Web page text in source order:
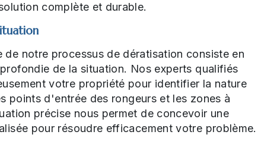
complète et durable.
de notre processus de dératisation consiste en
de la situation. Nos experts qualifiés
votre propriété pour identifier la nature
points d'entrée des rongeurs et les zones à
précise nous permet de concevoir une
pour résoudre efficacement votre problème.